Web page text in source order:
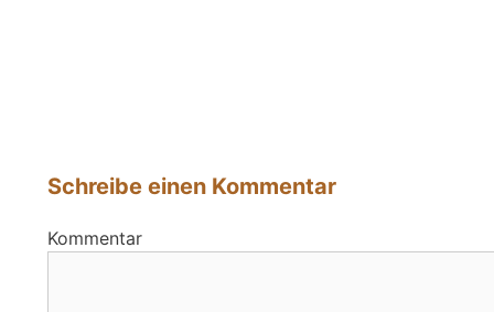
Schreibe einen Kommentar
Kommentar